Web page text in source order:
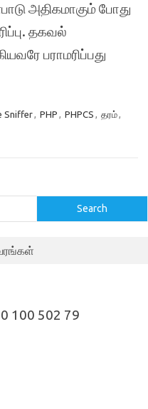
அதிகமாகும் போது
தகவல்
பராமரிப்பது
Sniffer, PHP , PHPCS , தரம்,
Search
100 502 79